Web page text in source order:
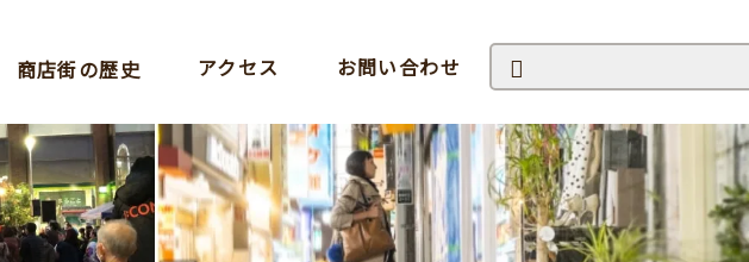
商店街の歴史 アクセス お問い合わせ